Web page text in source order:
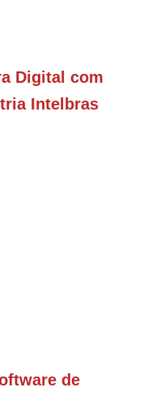
Digital com
Intelbras
de